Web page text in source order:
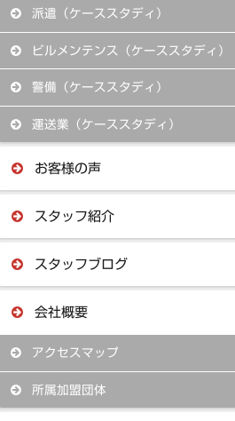
派遣（ケーススタディ）
ビルメンテンス（ケーススタディ）
警備（ケーススタディ）
運送業（ケーススタディ）
お客様の声
スタッフ紹介
スタッフブログ
会社概要
アクセスマップ
所属加盟団体